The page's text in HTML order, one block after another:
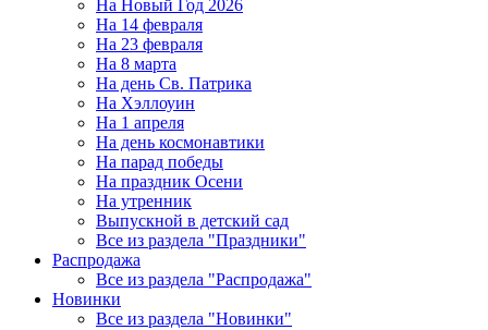
На Новый Год 2026
На 14 февраля
На 23 февраля
На 8 марта
На день Св. Патрика
На Хэллоуин
На 1 апреля
На день космонавтики
На парад победы
На праздник Осени
На утренник
Выпускной в детский сад
Все из раздела "Праздники"
Распродажа
Все из раздела "Распродажа"
Новинки
Все из раздела "Новинки"